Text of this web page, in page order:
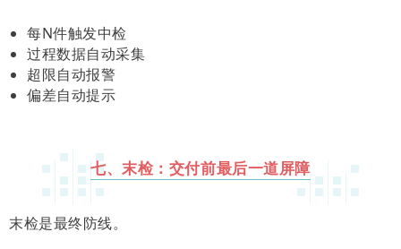
每N件触发中检
过程数据自动采集
超限自动报警
偏差自动提示
七、末检：交付前最后一道屏障
末检是最终防线。